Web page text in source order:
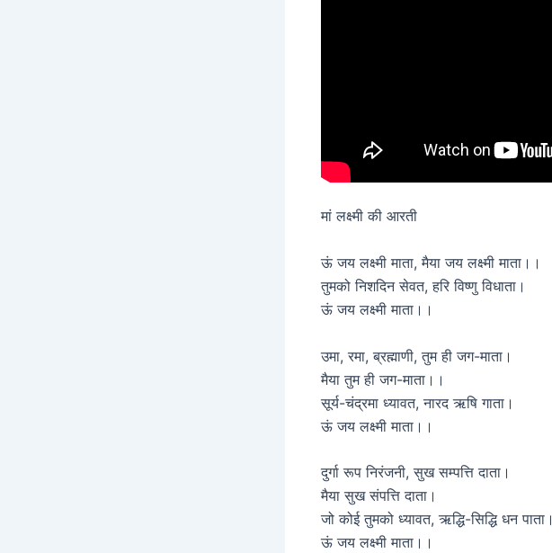
मां लक्ष्मी की आरती
ऊं जय लक्ष्मी माता, मैया जय लक्ष्मी माता।।
तुमको निशदिन सेवत, हरि विष्णु विधाता।
ऊं जय लक्ष्मी माता।।
उमा, रमा, ब्रह्माणी, तुम ही जग-माता।
मैया तुम ही जग-माता।।
सूर्य-चंद्रमा ध्यावत, नारद ऋषि गाता।
ऊं जय लक्ष्मी माता।।
दुर्गा रूप निरंजनी, सुख सम्पत्ति दाता।
मैया सुख संपत्ति दाता।
जो कोई तुमको ध्यावत, ऋद्धि-सिद्धि धन पाता।
ऊं जय लक्ष्मी माता।।